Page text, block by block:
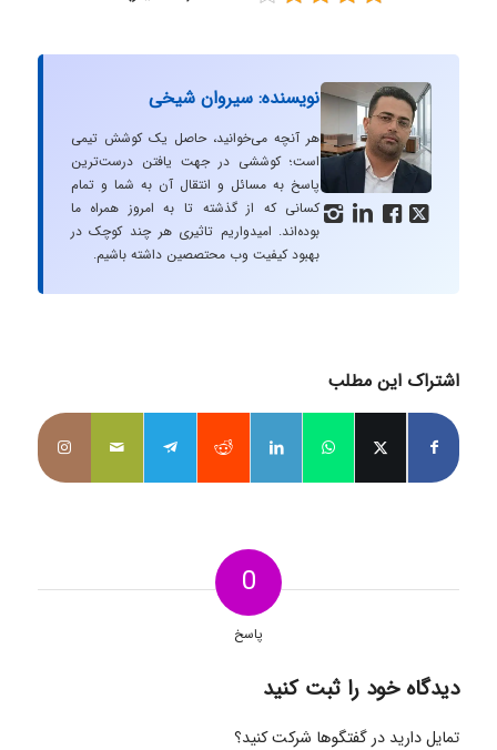
   
نویسنده: سیروان شیخی
هر آنچه می‌خوانید، حاصل یک کوشش تیمی
است؛ کوششی در جهت یافتن درست‌ترین
پاسخ به مسائل و انتقال آن به شما و تمام
کسانی که از گذشته تا به امروز همراه ما
بوده‌اند. امیدواریم تاثیری هر چند کوچک در
بهبود کیفیت وب محتصصین داشته باشیم.
اشتراک این مطلب
0
پاسخ
دیدگاه خود را ثبت کنید
تمایل دارید در گفتگوها شرکت کنید؟